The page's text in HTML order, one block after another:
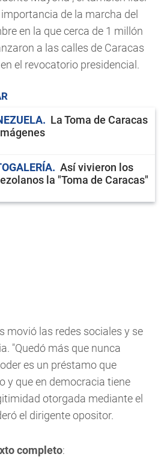
de la marcha del
en la que cerca de 1 millón
a las calles de Caracas
el revocatorio presidencial.
La Toma de Caracas
Así vivieron los
la "Toma de Caracas"
movió las redes sociales y se
"Quedó más que nunca
es un préstamo que
y que en democracia tiene
otorgada mediante el
el dirigente opositor.
completo: